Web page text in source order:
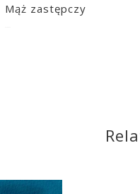
Mąż zastępczy